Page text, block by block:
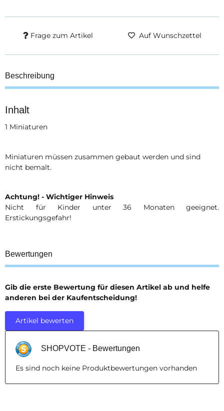
Frage zum Artikel Auf Wunschzettel
Beschreibung
Inhalt
1 Miniaturen
Miniaturen müssen zusammen gebaut werden und sind
nicht bemalt.
Achtung! - Wichtiger Hinweis
Nicht für Kinder unter 36 Monaten geeignet.
Erstickungsgefahr!
Bewertungen
Gib die erste Bewertung für diesen Artikel ab und helfe
anderen bei der Kaufentscheidung!
Artikel bewerten
SHOPVOTE - Bewertungen
Es sind noch keine Produktbewertungen vorhanden